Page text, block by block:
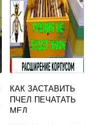
КАК ЗАСТАВИТЬ
ПЧЕЛ ПЕЧАТАТЬ
МЕД